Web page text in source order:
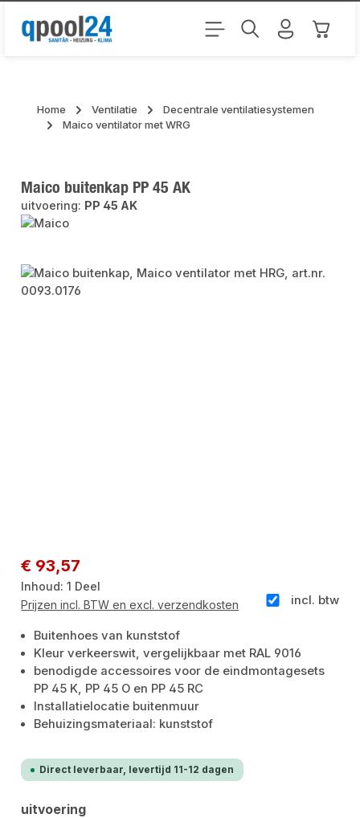
Ga naar de hoofdinhoud
Home Ventilatie
Decentrale ventilatiesystemen
Maico ventilator met WRG
Maico buitenkap PP 45 AK
uitvoering: PP 45 AK
Afbeeldingengalerij overslaan
Normale prijs:
€ 93,57
Inhoud:1 Deel
incl. btw
Prijzen incl. BTW en excl. verzendkosten
Buitenhoes van kunststof
Kleur verkeerswit, vergelijkbaar met RAL 9016
benodigde accessoires voor de eindmontagesets
PP 45 K, PP 45 O en PP 45 RC
Installatielocatie buitenmuur
Behuizingsmateriaal: kunststof
Direct leverbaar, levertijd 11-12 dagen
Selecteer
uitvoering